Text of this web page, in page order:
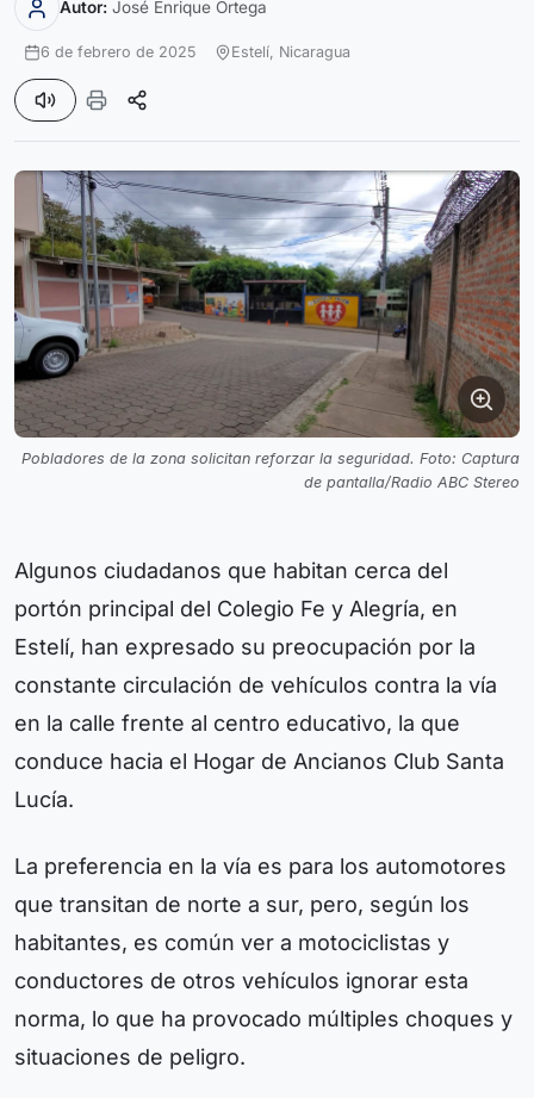
Autor: José Enrique Ortega
6 de febrero de 2025 Estelí, Nicaragua
Pobladores de la zona solicitan reforzar la seguridad. Foto: Captura
de pantalla/Radio ABC Stereo
Algunos ciudadanos que habitan cerca del
portón principal del Colegio Fe y Alegría, en
Estelí, han expresado su preocupación por la
constante circulación de vehículos contra la vía
en la calle frente al centro educativo, la que
conduce hacia el Hogar de Ancianos Club Santa
Lucía.
La preferencia en la vía es para los automotores
que transitan de norte a sur, pero, según los
habitantes, es común ver a motociclistas y
conductores de otros vehículos ignorar esta
norma, lo que ha provocado múltiples choques y
situaciones de peligro.